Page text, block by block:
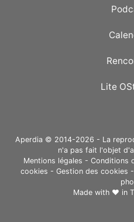
Lite
Aperdia © 2014-2026 - La
n'a pas fait l'objet
Mentions légales - Conditions
cookies - Gestion des cookies -
Made with ❤ in